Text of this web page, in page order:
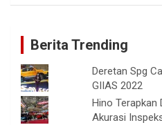
Berita Trending
Deretan Spg
GIIAS 2022
Hino Terapkan
Akurasi